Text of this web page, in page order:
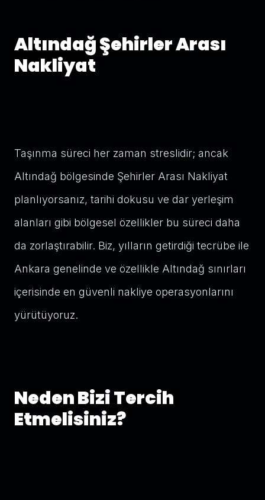
Altındağ Şehirler Arası
Nakliyat
Taşınma süreci her zaman streslidir; ancak
Altındağ bölgesinde Şehirler Arası Nakliyat
planlıyorsanız, tarihi dokusu ve dar yerleşim
alanları gibi bölgesel özellikler bu süreci daha
da zorlaştırabilir. Biz, yılların getirdiği tecrübe ile
Ankara genelinde ve özellikle Altındağ sınırları
içerisinde en güvenli nakliye operasyonlarını
yürütüyoruz.
Neden Bizi Tercih
Etmelisiniz?